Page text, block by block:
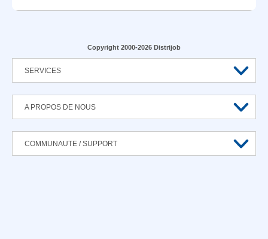
Copyright 2000-2026 Distrijob
SERVICES
A PROPOS DE NOUS
COMMUNAUTE / SUPPORT